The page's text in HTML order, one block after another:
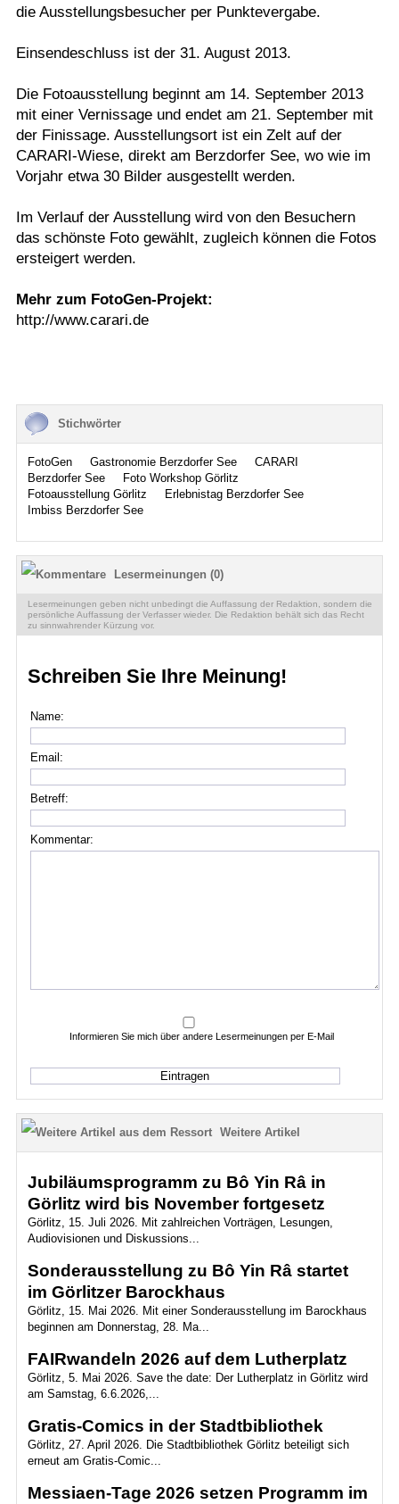
die Ausstellungsbesucher per Punktevergabe.
Einsendeschluss ist der 31. August 2013.
Die Fotoausstellung beginnt am 14. September 2013
mit einer Vernissage und endet am 21. September mit
der Finissage. Ausstellungsort ist ein Zelt auf der
CARARI-Wiese, direkt am Berzdorfer See, wo wie im
Vorjahr etwa 30 Bilder ausgestellt werden.
Im Verlauf der Ausstellung wird von den Besuchern
das schönste Foto gewählt, zugleich können die Fotos
ersteigert werden.
Mehr zum FotoGen-Projekt:
http://www.carari.de
Stichwörter
FotoGen Gastronomie Berzdorfer See
CARARI
Berzdorfer See
Foto Workshop Görlitz
Fotoausstellung Görlitz
Erlebnistag Berzdorfer See
Imbiss Berzdorfer See
Lesermeinungen (0)
Lesermeinungen geben nicht unbedingt die Auffassung der Redaktion, sondern die
persönliche Auffassung der Verfasser wieder. Die Redaktion behält sich das Recht
zu sinnwahrender Kürzung vor.
Schreiben Sie Ihre Meinung!
Name:
Email:
Betreff:
Kommentar:
Informieren Sie mich über andere Lesermeinungen per E-Mail
Weitere Artikel
Jubiläumsprogramm zu Bô Yin Râ in
Görlitz wird bis November fortgesetz
Görlitz, 15. Juli 2026. Mit zahlreichen Vorträgen, Lesungen,
Audiovisionen und Diskussions...
Sonderausstellung zu Bô Yin Râ startet
im Görlitzer Barockhaus
Görlitz, 15. Mai 2026. Mit einer Sonderausstellung im Barockhaus
beginnen am Donnerstag, 28. Ma...
FAIRwandeln 2026 auf dem Lutherplatz
Görlitz, 5. Mai 2026. Save the date: Der Lutherplatz in Görlitz wird
am Samstag, 6.6.2026,...
Gratis-Comics in der Stadtbibliothek
Görlitz, 27. April 2026. Die Stadtbibliothek Görlitz beteiligt sich
erneut am Gratis-Comic...
Messiaen-Tage 2026 setzen Programm im